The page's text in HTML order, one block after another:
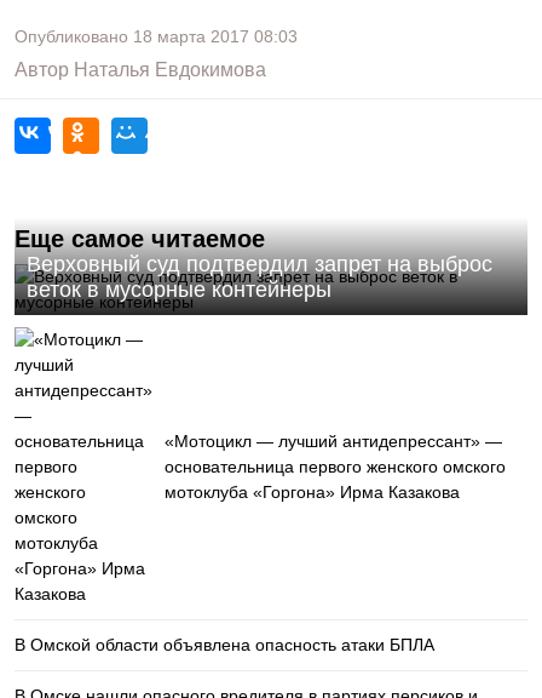
Опубликовано 18 марта 2017 08:03
Автор Наталья Евдокимова
Еще самое читаемое
Верховный суд подтвердил запрет на выброс
веток в мусорные контейнеры
«Мотоцикл — лучший антидепрессант» —
основательница первого женского омского
мотоклуба «Горгона» Ирма Казакова
В Омской области объявлена опасность атаки БПЛА